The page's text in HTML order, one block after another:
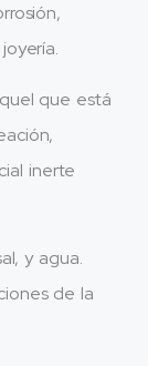
que está
inerte
y agua.
de la